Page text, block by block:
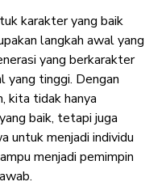
karakter yang baik
langkah awal yang
yang berkarakter
yang tinggi. Dengan
kita tidak hanya
baik, tetapi juga
untuk menjadi individu
menjadi pemimpin